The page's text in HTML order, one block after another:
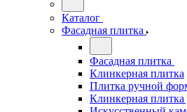
Каталог
Фасадная плитка
Фасадная плитка
Клинкерная плитка
Плитка ручной
Клинкерная плитка